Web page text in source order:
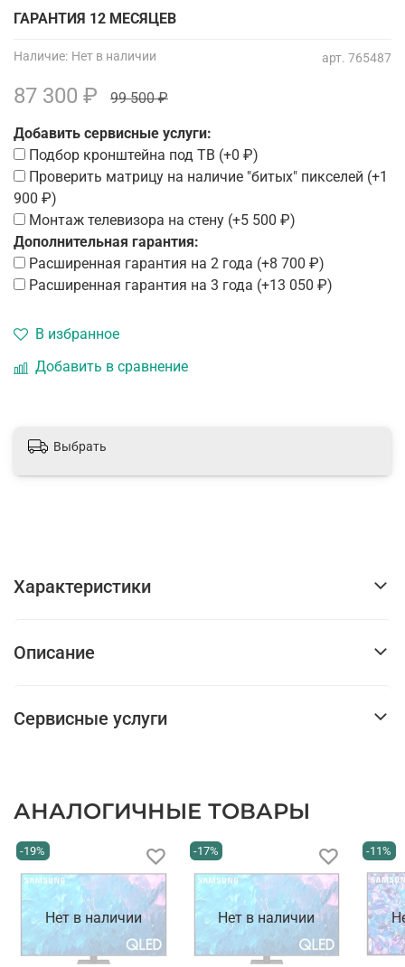
арт. 765487
Наличие: Нет в наличии
87 300 ₽ 99 500 ₽
В избранное
Добавить в сравнение
Дополнительная гарантия:
Расширенная гарантия на 2 года (+8 700 ₽)
Расширенная гарантия на 3 года (+13 050 ₽)
Добавить сервисные услуги:
Подбор кронштейна под ТВ (+0 ₽)
Проверить матрицу на наличие "битых" пикселей (+1
900 ₽)
Монтаж телевизора на стену (+5 500 ₽)
ГАРАНТИЯ 12 МЕСЯЦЕВ
Выбрать
Характеристики
Описание
Сервисные услуги
АНАЛОГИЧНЫЕ ТОВАРЫ
Нет в наличии
-19%
Нет в наличии
-17% -11%